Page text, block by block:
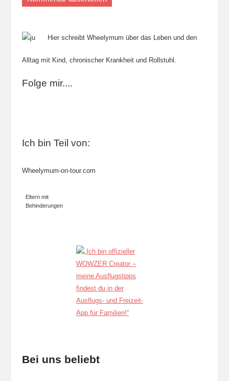
Hier schreibt Wheelymum über das Leben und den
Alltag mit Kind, chronischer Krankheit und Rollstuhl.
Folge mir....
Ich bin Teil von:
Wheelymum-on-tour.com
Eltern mit
Behinderungen
Bei uns beliebt